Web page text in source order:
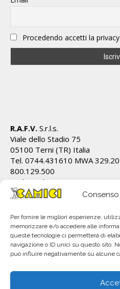
Per fornire le migliori esperienze,
memorizzare e/o accedere alle
queste tecnologie ci permetterà di
navigazione o ID unici su questo sito.
può influire negativamente su alcune
Procedendo accetti la
R.A.F.V. S.r.l.s.
Viale dello Stadio 75
05100 Terni (TR) Italia
Tel. 0744.431610 MWA
800.129.500
Cod.Fiscale/P.IVA
info@ecamici.it www.ecamici.it